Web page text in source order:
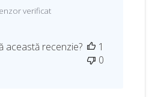
verificat
această recenzie?
1
0